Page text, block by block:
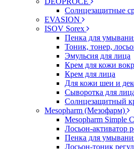
Солнцезащитные
EVASION
ISOV Sorex
Пенка для
Тоник, тонер,
Эмульсия для лица
Крем для кожи
Крем для лица
Для кожи шеи и
Сыворотка для
Солнцезащитный
Mesopharm (Мезофарм)
Mesopharm Simple
Лосьон-активатор
Пенка для
Лосьон-тоник